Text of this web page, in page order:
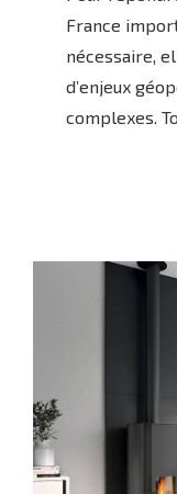
France
nécessaire,
d’enjeux
complexes.